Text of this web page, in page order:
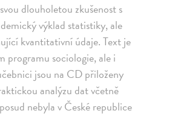
dlouholetou zkušenost s
výklad statistiky, ale
kvantitativní údaje. Text je
programu sociologie, ale i
jsou na CD přiloženy
analýzu dat včetně
nebyla v České republice